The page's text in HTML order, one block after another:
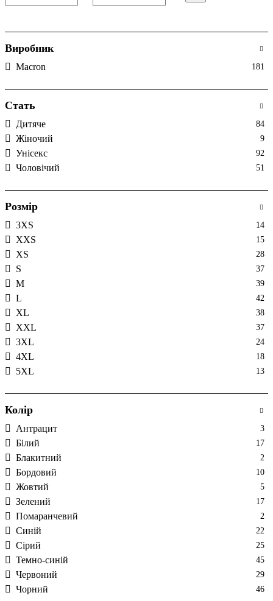
Виробник
Macron 181
Стать
Дитяче 84
Жіночий 9
Унісекс 92
Чоловічий 51
Розмір
3XS 14
XXS 15
XS 28
S 37
M 39
L 42
XL 38
XXL 37
3XL 24
4XL 18
5XL 13
Колір
Антрацит 3
Білий 17
Блакитний 2
Бордовий 10
Жовтий 5
Зелений 17
Помаранчевий 2
Синій 22
Сірий 25
Темно-синій 45
Червоний 29
Чорний 46